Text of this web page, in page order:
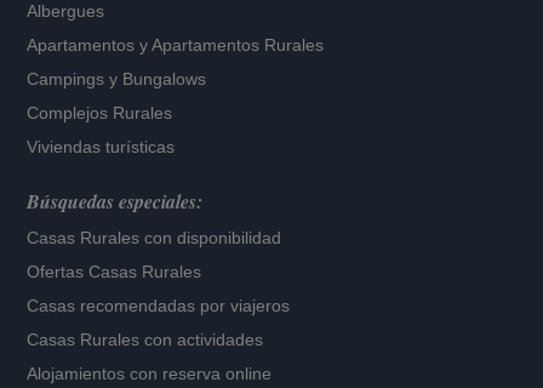
Albergues
Apartamentos yApartamentos Rurales
Campings y Bungalows
Complejos Rurales
Viviendas turísticas
Búsquedas especiales:
Casas Rurales con disponibilidad
Ofertas Casas Rurales
Casas recomendadas por viajeros
Casas Rurales con actividades
Alojamientos con reserva online